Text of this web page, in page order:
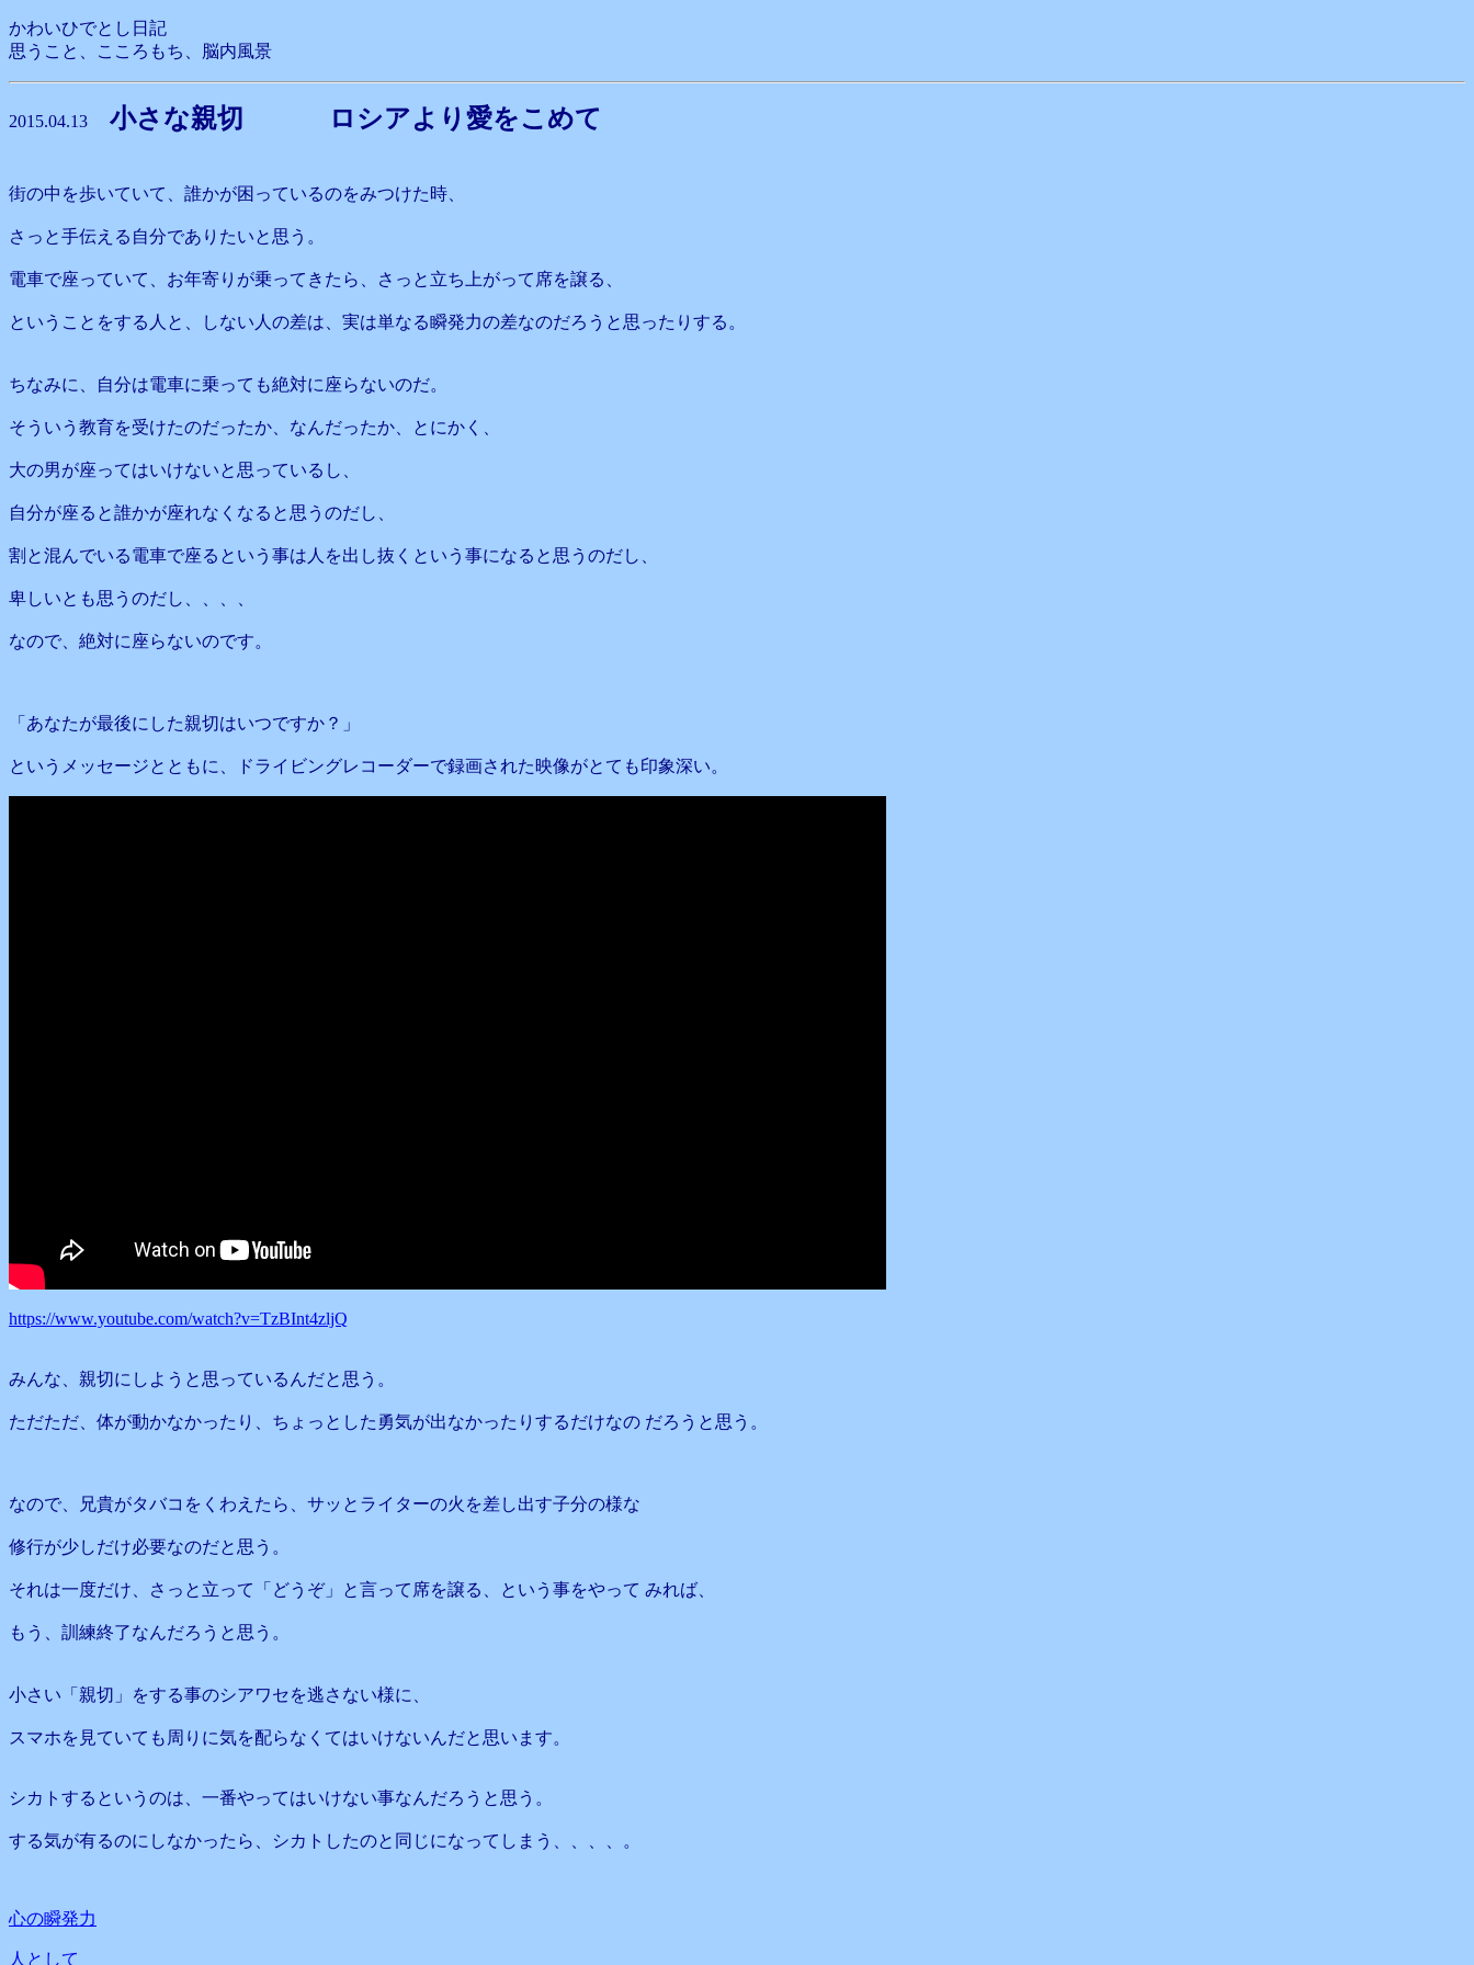
かわいひでとし日記
思うこと、こころもち、脳内風景
2015.04.13 小さな親切 ロシアより愛をこめて
街の中を歩いていて、誰かが困っているのをみつけた時、
さっと手伝える自分でありたいと思う。
電車で座っていて、お年寄りが乗ってきたら、さっと立ち上がって席を譲る、
ということをする人と、しない人の差は、実は単なる瞬発力の差なのだろうと思ったりする。
ちなみに、自分は電車に乗っても絶対に座らないのだ。
そういう教育を受けたのだったか、なんだったか、とにかく、
大の男が座ってはいけないと思っているし、
自分が座ると誰かが座れなくなると思うのだし、
割と混んでいる電車で座るという事は人を出し抜くという事になると思うのだし、
卑しいとも思うのだし、、、、
なので、絶対に座らないのです。
「あなたが最後にした親切はいつですか？」
というメッセージとともに、ドライビングレコーダーで録画された映像がとても印象深い。
https://www.youtube.com/watch?v=TzBInt4zljQ
みんな、親切にしようと思っているんだと思う。
ただただ、体が動かなかったり、ちょっとした勇気が出なかったりするだけなの だろうと思う。
なので、兄貴がタバコをくわえたら、サッとライターの火を差し出す子分の様な
修行が少しだけ必要なのだと思う。
それは一度だけ、さっと立って「どうぞ」と言って席を譲る、という事をやって みれば、
もう、訓練終了なんだろうと思う。
小さい「親切」をする事のシアワセを逃さない様に、
スマホを見ていても周りに気を配らなくてはいけないんだと思います。
シカトするというのは、一番やってはいけない事なんだろうと思う。
する気が有るのにしなかったら、シカトしたのと同じになってしまう、、、、。
心の瞬発力
人として